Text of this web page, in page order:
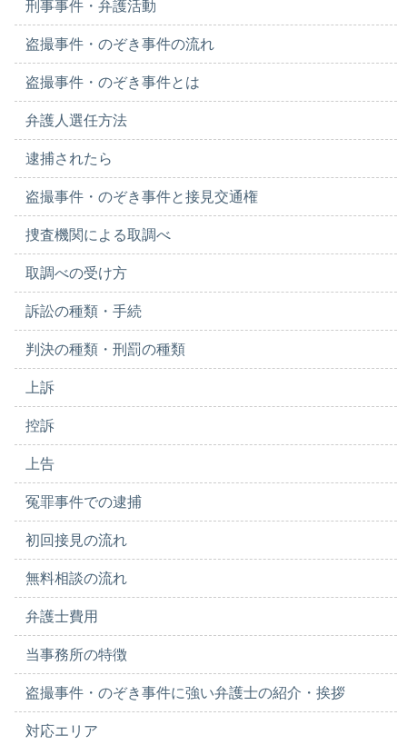
刑事事件・弁護活動
盗撮事件・のぞき事件の流れ
盗撮事件・のぞき事件とは
弁護人選任方法
逮捕されたら
盗撮事件・のぞき事件と接見交通権
捜査機関による取調べ
取調べの受け方
訴訟の種類・手続
判決の種類・刑罰の種類
上訴
控訴
上告
冤罪事件での逮捕
初回接見の流れ
無料相談の流れ
弁護士費用
当事務所の特徴
盗撮事件・のぞき事件に強い弁護士の紹介・挨拶
対応エリア